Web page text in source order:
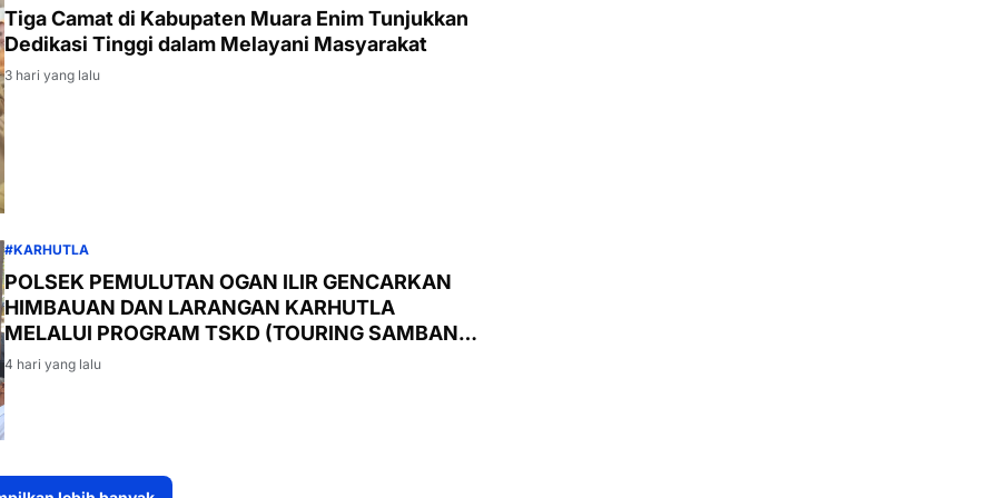
Tiga Camat di Kabupaten Muara Enim Tunjukkan
Dedikasi Tinggi dalam Melayani Masyarakat
3 hari yang lalu
#KARHUTLA
POLSEK PEMULUTAN OGAN ILIR GENCARKAN
HIMBAUAN DAN LARANGAN KARHUTLA
MELALUI PROGRAM TSKD (TOURING SAMBANG
KE DESA-DESA
4 hari yang lalu